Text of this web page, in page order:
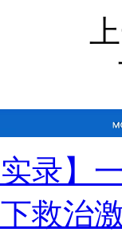
实录】
救治